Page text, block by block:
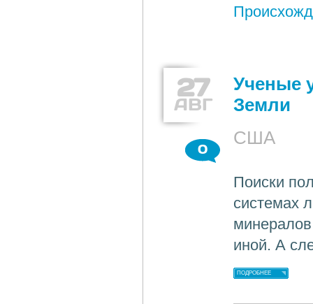
27
АВГ
Ученые
Земли
США
0
Поиски
системах
иной. А
ПОДРОБНЕЕ